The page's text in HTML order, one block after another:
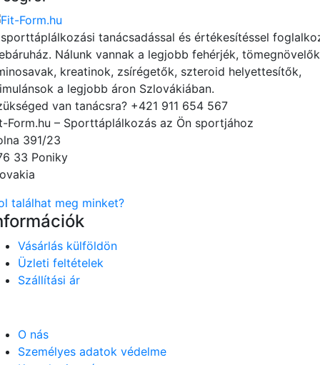
tanácsadással és értékesítéssel
Nálunk vannak a legjobb fehérjék,
kreatinok, zsírégetők, szteroid helyettesítők,
a legjobb áron Szlovákiában.
van tanácsra? +421 911 654 567
Form.hu – Sporttáplálkozás az Ön sportjához
391/23
33 Poniky
találhat meg minket?
Vásárlás külföldön
Üzleti feltételek
Szállítási ár
O nás
Személyes adatok védelme